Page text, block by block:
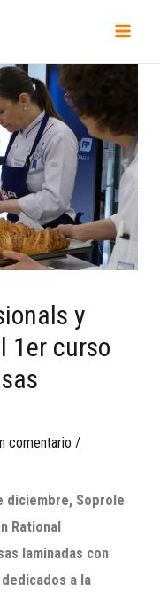
y
1er curso
comentario /
diciembre, Soprole
Rational
laminadas con
a la